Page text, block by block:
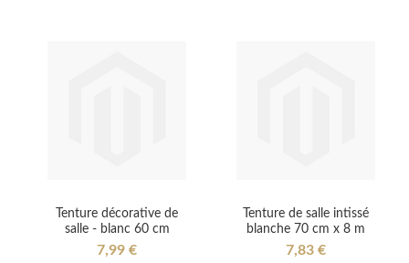
Tenture décorative de
salle - blanc 60 cm
7,99 €
Tenture de salle intissé
blanche 70 cm x 8 m
7,83 €